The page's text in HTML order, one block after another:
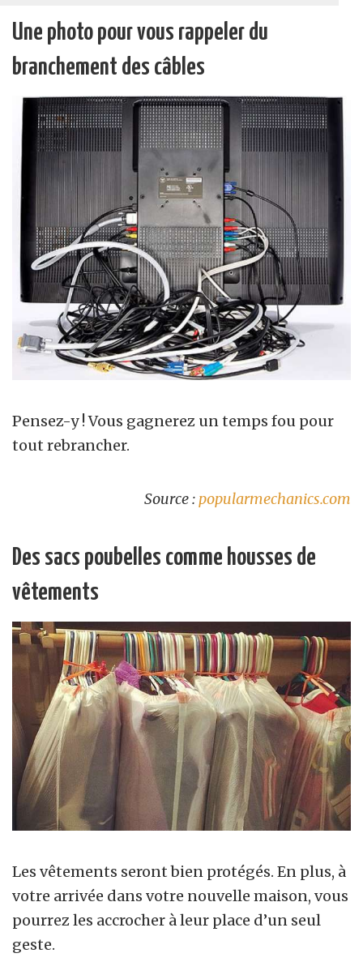
Une photo pour vous rappeler du
branchement des câbles
Pensez-y ! Vous gagnerez un temps fou pour
tout rebrancher.
Source :popularmechanics.com
Des sacs poubelles comme housses de
vêtements
Les vêtements seront bien protégés. En plus, à
votre arrivée dans votre nouvelle maison, vous
pourrez les accrocher à leur place d’un seul
geste.